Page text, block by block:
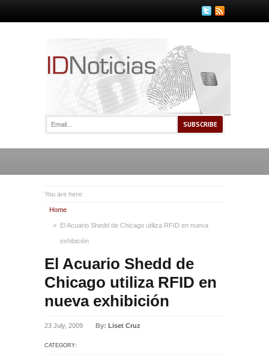
You are here:
Home
El Acuario Shedd de Chicago utiliza RFID en nueva
exhibición
El Acuario Shedd de
Chicago utiliza RFID en
nueva exhibición
23 July, 2009 By: Liset Cruz
CATEGORY: